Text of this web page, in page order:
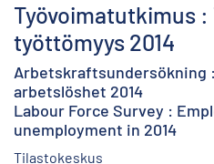
Työvoimatutkimus :
työttömyys 2014
Arbetskraftsundersökning
arbetslöshet 2014
Labour Force Survey :
unemployment in 2014
Tilastokeskus